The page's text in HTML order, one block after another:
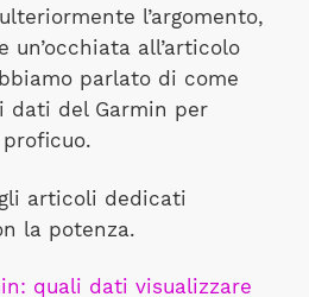
l’argomento,
all’articolo
parlato di come
dati del Garmin per
articoli dedicati
la potenza.
quali dati visualizzare